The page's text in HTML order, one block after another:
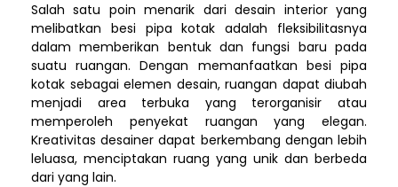
Salah satu poin menarik dari desain interior yang
melibatkan besi pipa kotak adalah fleksibilitasnya
dalam memberikan bentuk dan fungsi baru pada
suatu ruangan. Dengan memanfaatkan besi pipa
kotak sebagai elemen desain, ruangan dapat diubah
menjadi area terbuka yang terorganisir atau
memperoleh penyekat ruangan yang elegan.
Kreativitas desainer dapat berkembang dengan lebih
leluasa, menciptakan ruang yang unik dan berbeda
dari yang lain.